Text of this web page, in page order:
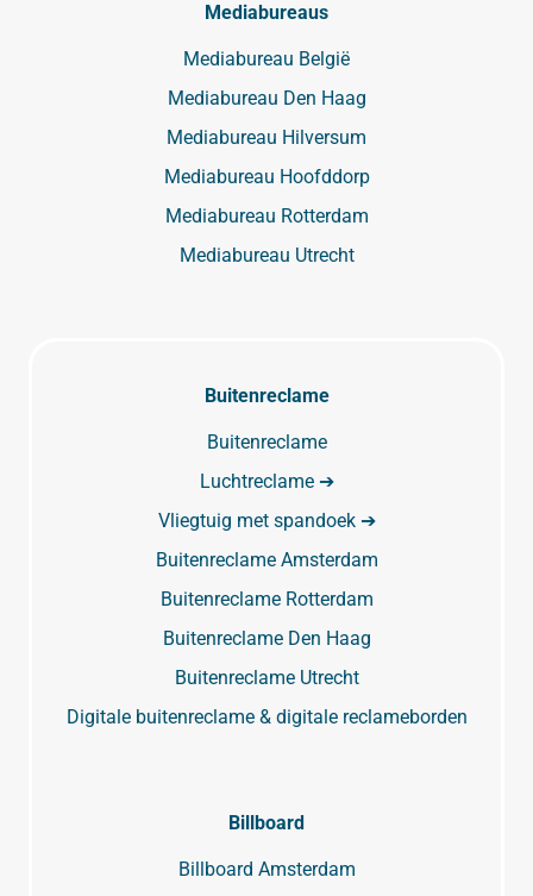
Mediabureaus
Mediabureau België
Mediabureau Den Haag
Mediabureau Hilversum
Mediabureau Hoofddorp
Mediabureau Rotterdam
Mediabureau Utrecht
Buitenreclame
Buitenreclame
Luchtreclame ➔
Vliegtuig met spandoek ➔
Buitenreclame Amsterdam
Buitenreclame Rotterdam
Buitenreclame Den Haag
Buitenreclame Utrecht
Digitale buitenreclame & digitale reclameborden
Billboard
Billboard Amsterdam